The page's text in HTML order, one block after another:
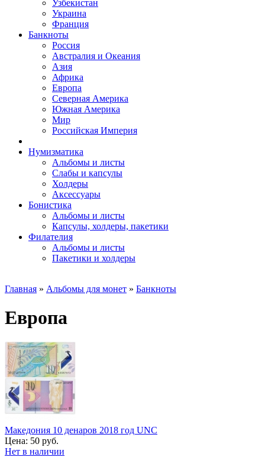
Узбекистан
Украина
Франция
Банкноты
Россия
Австралия и Океания
Азия
Африка
Европа
Северная Америка
Южная Америка
Мир
Российская Империя
Нумизматика
Альбомы и листы
Слабы и капсулы
Холдеры
Аксессуары
Бонистика
Альбомы и листы
Капсулы, холдеры, пакетики
Филателия
Альбомы и листы
Пакетики и холдеры
Главная » Альбомы для монет » Банкноты
Европа
Македония 10 денаров 2018 год UNC
Цена: 50 руб.
Нет в наличии